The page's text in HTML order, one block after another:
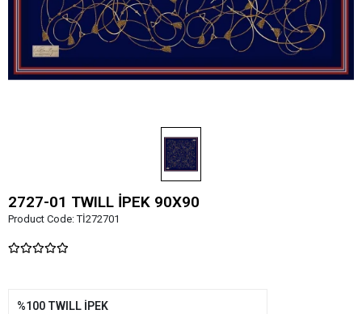
2727-01 TWILL İPEK 90X90
Product Code:Tİ272701
%100 TWILL İPEK